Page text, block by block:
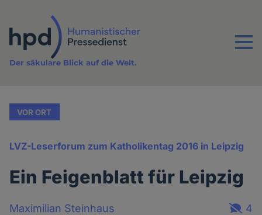
Inhalt
Menu
Der säkulare Blick auf die Welt.
VOR ORT
LVZ-Leserforum zum Katholikentag 2016 in Leipzig
Ein Feigenblatt für Leipzig
Maximilian Steinhaus
4